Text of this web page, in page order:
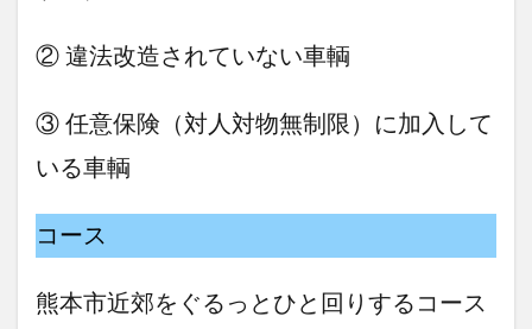
② 違法改造されていない車輌
③ 任意保険（対人対物無制限）に加入して
いる車輌
コース
熊本市近郊をぐるっとひと回りするコース